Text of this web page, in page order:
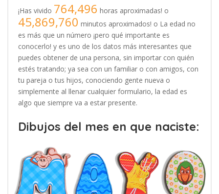
¡Has vivido 764,496 horas aproximadas! o
45,869,760 minutos aproximados! o La edad no
es más que un número ¡pero qué importante es
conocerlo! y es uno de los datos más interesantes que
puedes obtener de una persona, sin importar con quién
estés tratando; ya sea con un familiar o con amigos, con
tu pareja o tus hijos, conociendo gente nueva o
simplemente al llenar cualquier formulario, la edad es
algo que siempre va a estar presente.
Dibujos del mes en que naciste: